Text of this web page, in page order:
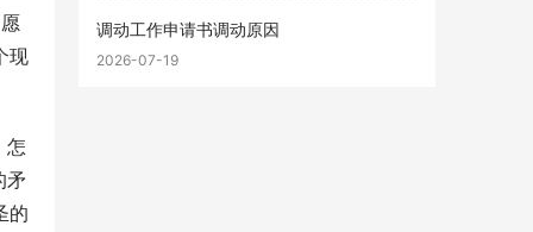
现
怎
矛
的
调动工作申请书调动原因
2026-07-19